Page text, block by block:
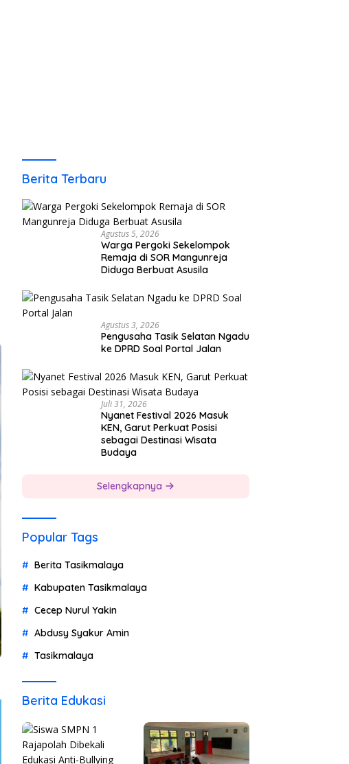
Berita Terbaru
Agustus 5, 2026
Warga Pergoki Sekelompok
Remaja di SOR Mangunreja
Diduga Berbuat Asusila
Agustus 3, 2026
Pengusaha Tasik Selatan Ngadu
ke DPRD Soal Portal Jalan
Juli 31, 2026
Nyanet Festival 2026 Masuk
KEN, Garut Perkuat Posisi
sebagai Destinasi Wisata
Budaya
Selengkapnya
Popular Tags
Berita Tasikmalaya
Kabupaten Tasikmalaya
Cecep Nurul Yakin
Abdusy Syakur Amin
Tasikmalaya
Berita Edukasi